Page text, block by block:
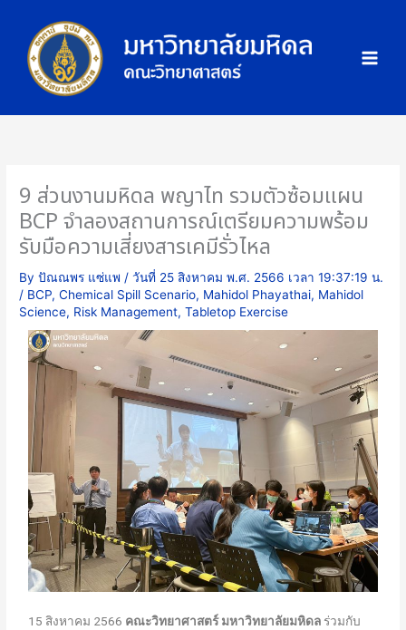
content
9 ส่วนงานมหิดล พญาไท รวมตัวซ้อมแผน
BCP จำลองสถานการณ์เตรียมความพร้อม
รับมือความเสี่ยงสารเคมีรั่วไหล
Byปัณณพร แซ่แพ /วันที่ 25 สิงหาคม พ.ศ. 2566 เวลา 19:37:19 น.
/ BCP,Chemical Spill Scenario, Mahidol Phayathai, Mahidol
Science, Risk Management,Tabletop Exercise
15 สิงหาคม 2566 คณะวิทยาศาสตร์ มหาวิทยาลัยมหิดล ร่วมกับ
ม